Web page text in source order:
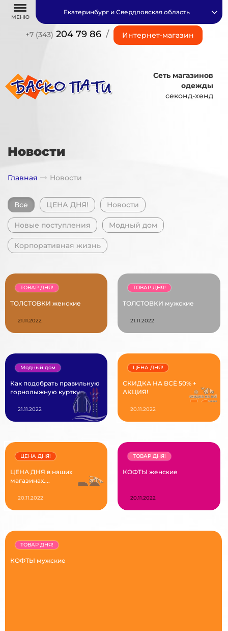
МЕНЮ
+7 (343) 204 79 86 / Интернет-магазин
Екатеринбург и Свердловская область
Сеть магазинов
одежды
секонд-хенд
Новости
Главная Новости
Все ЦЕНА ДНЯ! Новости
Новые поступления Модный дом
Корпоративная жизнь
ТОЛСТОВКИ женские
ТОВАР ДНЯ!
21.11.2022
ТОЛСТОВКИ мужские
ТОВАР ДНЯ!
21.11.2022
Как подобрать правильную
горнолыжную куртку
Модный дом
21.11.2022
СКИДКА НА ВСЁ 50% +
АКЦИЯ!
ЦЕНА ДНЯ!
20.11.2022
ЦЕНА ДНЯ в наших
магазинах....
ЦЕНА ДНЯ!
20.11.2022
КОФТЫ женские
ТОВАР ДНЯ!
20.11.2022
КОФТЫ мужские
ТОВАР ДНЯ!